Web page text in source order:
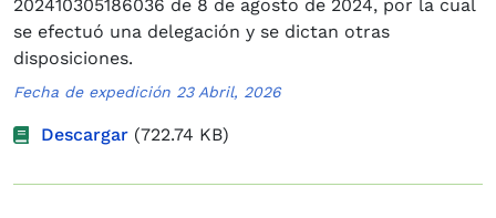
202410305186036 de 8 de agosto de 2024, por la cual
se efectuó una delegación y se dictan otras
disposiciones.
Fecha de expedición 23 Abril, 2026
Descargar (722.74 KB)